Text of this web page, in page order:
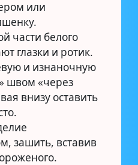
или
части белого
глазки и ротик.
и изнаночную
швом «через
внизу оставить
зашить, вставив